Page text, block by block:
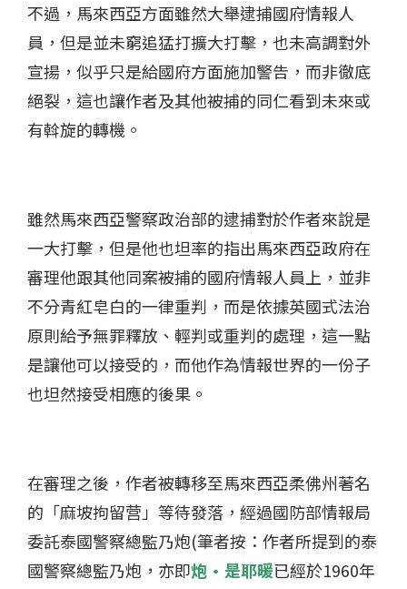
不過，馬來西亞方面雖然大舉逮捕國府情報人
員，但是並未窮追猛打擴大打擊，也未高調對外
宣揚，似乎只是給國府方面施加警告，而非徹底
絕裂，這也讓作者及其他被捕的同仁看到未來或
有斡旋的轉機。
雖然馬來西亞警察政治部的逮捕對於作者來說是
一大打擊，但是他也坦率的指出馬來西亞政府在
審理他跟其他同案被捕的國府情報人員上，並非
不分青紅皂白的一律重判，而是依據英國式法治
原則給予無罪釋放、輕判或重判的處理，這一點
是讓他可以接受的，而他作為情報世界的一份子
也坦然接受相應的後果。
在審理之後，作者被轉移至馬來西亞柔佛州著名
的「麻坡拘留营」等待發落，經過國防部情報局
委託泰國警察總監乃炮(筆者按：作者所提到的泰
國警察總監乃炮，亦即炮·是耶暖已經於1960年